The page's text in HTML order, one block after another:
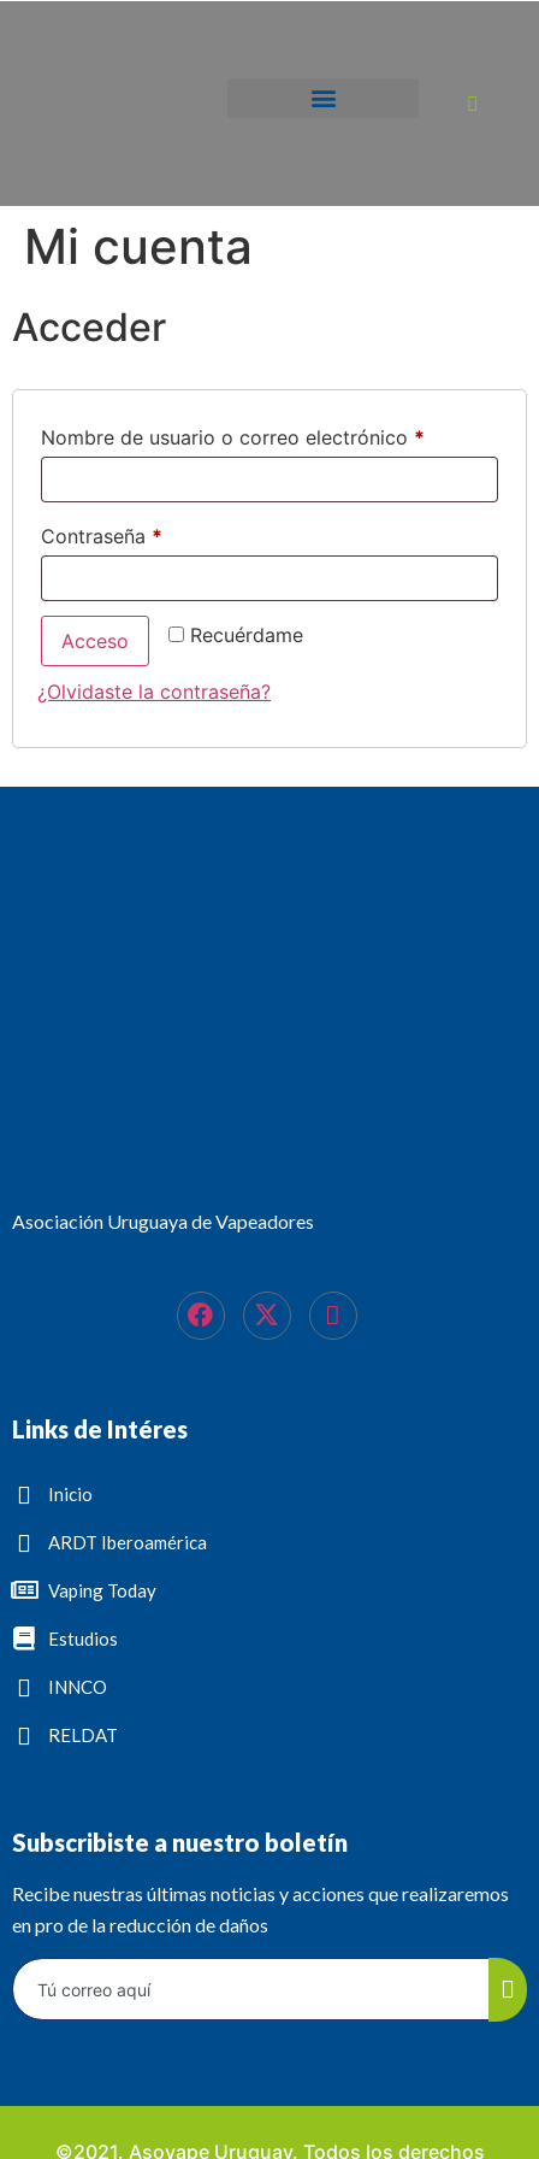
Mi cuenta
Acceder
Nombre de usuario o correo electrónico *
Contraseña *
Recuérdame
Acceso
¿Olvidaste la contraseña?
Asociación Uruguaya de Vapeadores
Links de Intéres
Inicio
ARDT Iberoamérica
Vaping Today
Estudios
INNCO
RELDAT
Subscribiste a nuestro boletín
Recibe nuestras últimas noticias y acciones que realizaremos
en pro de la reducción de daños
©2021. Asovape Uruguay. Todos los derechos